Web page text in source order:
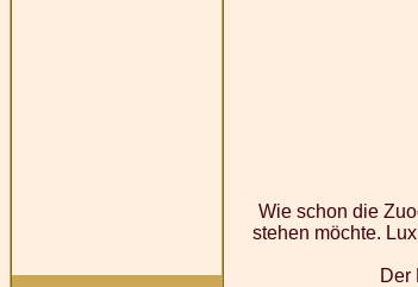
Wie schon die
stehen möchte.
Der